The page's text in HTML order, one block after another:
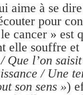
aime à se
pour
cancer » est
elle souffre et
Que l’on
/ Une
son sens »)